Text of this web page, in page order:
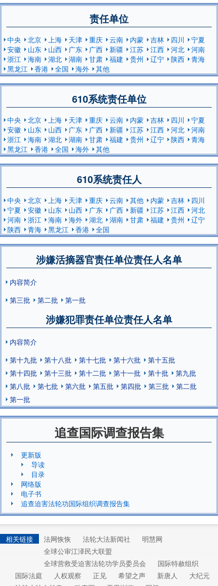
责任单位
中央 北京 上海 天津 重庆 云南 内蒙 吉林 四川
宁夏
安徽
山东 山西 广东 广西 新疆 江苏 江西 河北
河南
浙江
海南 湖北 湖南 甘肃 福建 贵州 辽宁 陕西
青海
黑龙江
香港 全国 海外 其他
610系统责任单位
中央 北京 上海 天津 重庆 云南 内蒙 吉林 四川
宁夏
安徽
山东 山西 广东 广西 新疆 江苏 江西 河北
河南
浙江
海南 湖北 湖南 甘肃 福建 贵州 辽宁 陕西
青海
黑龙江
香港 全国 海外 其他
610系统责任人
中央 北京 上海 天津 重庆 云南 其他 内蒙 吉林
四川
宁夏
安徽 山东 山西 广东 广西 新疆 江苏 江西
河北
河南
浙江 海南 海外 湖北 湖南 甘肃 福建 贵州
辽宁
陕西
青海 黑龙江 香港 全国
涉嫌活摘器官责任单位责任人名单
内容简介
第三批
第二批 第一批
涉嫌犯罪责任单位责任人名单
内容简介
第十九批
第十八批 第十七批 第十六批
第十五批
第十四批
第十三批 第十二批 第十一批 第十批
第九批
第八批
第七批 第六批 第五批 第四批 第三批
第二批
第一批
追查国际调查报告集
更新版
导读
目录
网络版
电子书
追查迫害法轮功国际组织调查报告集
相关链接 法网恢恢 法轮大法新闻社
明慧网
全球公审江泽民大联盟
全球营救受迫害法轮功学员委员会
国际特赦组织
国际法庭
人权观察 正见 希望之声 新唐人
大纪元